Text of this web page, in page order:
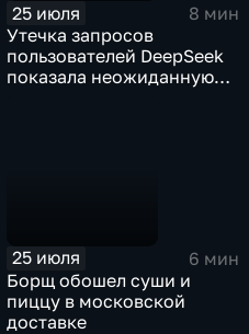
25 июля
8 мин
Утечка запросов
пользователей DeepSeek
показала неожиданную
25 июля
6 мин
Борщ обошел суши и
пиццу в московской
доставке